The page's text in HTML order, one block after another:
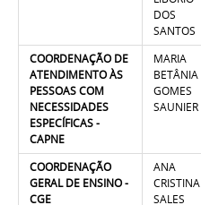
DOS
SANTOS
COORDENAÇÃO DE
ATENDIMENTO ÀS
PESSOAS COM
NECESSIDADES
ESPECÍFICAS -
CAPNE
MARIA
BETÂNIA
GOMES
SAUNIER
COORDENAÇÃO
GERAL DE ENSINO -
CGE
ANA
CRISTINA
SALES